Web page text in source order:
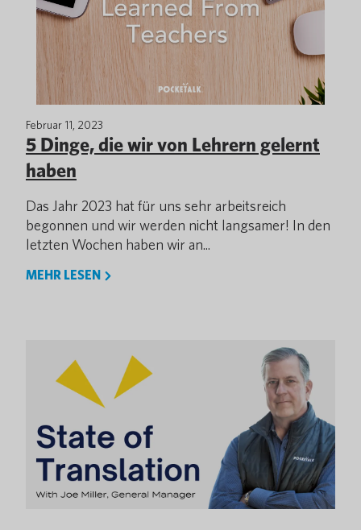
Februar 11, 2023
5 Dinge, die wir von Lehrern gelernt
haben
Das Jahr 2023 hat für uns sehr arbeitsreich
begonnen und wir werden nicht langsamer! In den
letzten Wochen haben wir an...
MEHR LESEN